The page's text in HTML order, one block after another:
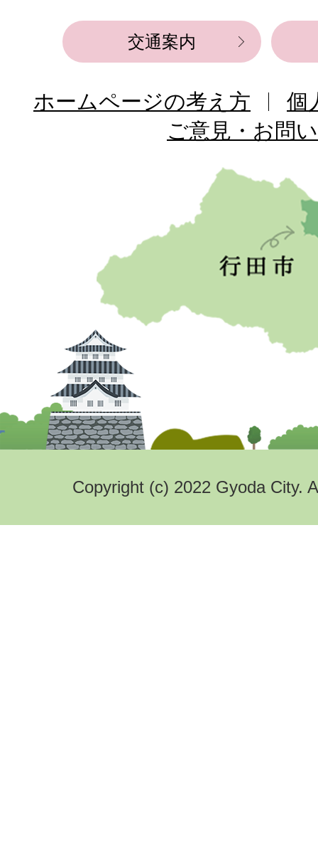
交通案内
ホームページの考え方
個
ご意見・お問
Copyright (c) 2022 Gyoda City.